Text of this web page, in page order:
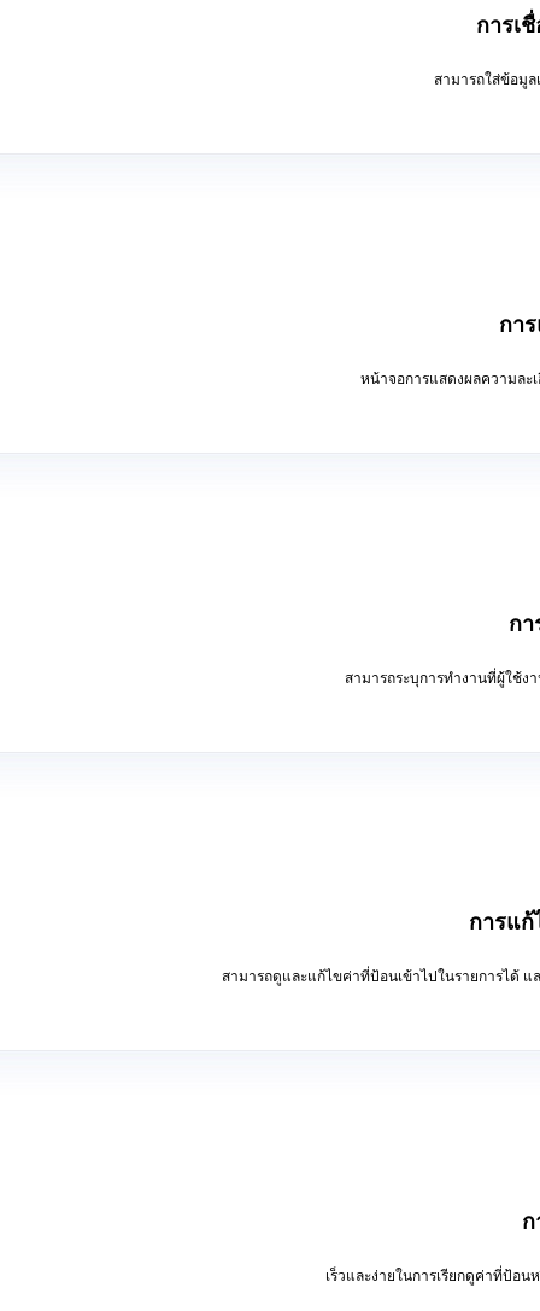
การเ
สามารถใส่ข้อมู
กา
หน้าจอการแสดงผลความละ
กา
สามารถระบุการทำงานที่ผู้ใช้
การแก้
สามารถดูและแก้ไขค่าที่ป้อนเข้าไปในรายการได้ แ
เร็วและง่ายในการเรียกดูค่าที่ป้อ